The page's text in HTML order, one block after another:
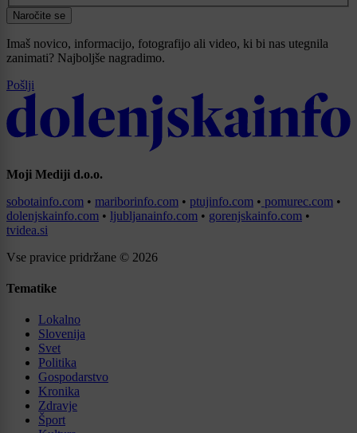
Naročite se
Imaš novico, informacijo, fotografijo ali video, ki bi nas utegnila
zanimati? Najboljše nagradimo.
Pošlji
Moji Mediji d.o.o.
sobotainfo.com • mariborinfo.com • ptujinfo.com • pomurec.com •
dolenjskainfo.com • ljubljanainfo.com • gorenjskainfo.com •
tvidea.si
Vse pravice pridržane © 2026
Tematike
Lokalno
Slovenija
Svet
Politika
Gospodarstvo
Kronika
Zdravje
Šport